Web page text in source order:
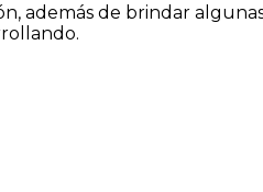
además de brindar